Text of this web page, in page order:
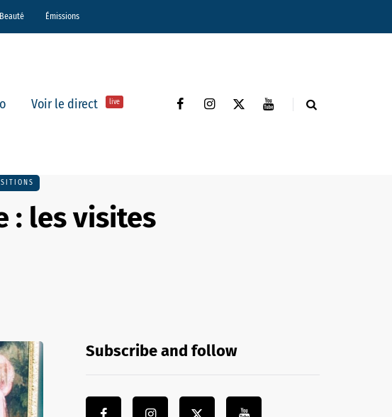
Beauté Émissions
Voir le direct live
: les visites
Subscribe and follow